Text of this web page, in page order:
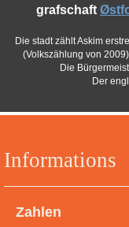
Informations
Zahlen
grafschaft
Die stadt zählt Askim
(Volkszählung von
Die
Der